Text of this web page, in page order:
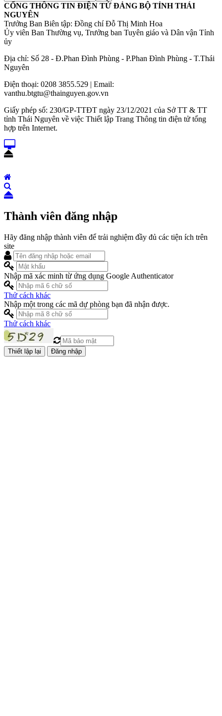
CỔNG THÔNG TIN ĐIỆN TỬ ĐẢNG BỘ TỈNH THÁI
NGUYÊN
Trưởng Ban Biên tập: Đồng chí Đỗ Thị Minh Hoa
Ủy viên Ban Thường vụ, Trưởng ban Tuyên giáo và Dân vận Tỉnh
ủy
Địa chỉ: Số 28 - Đ.Phan Đình Phùng - P.Phan Đình Phùng - T.Thái
Nguyên
Điện thoại: 0208 3855.529 | Email:
vanthu.btgtu@thainguyen.gov.vn
Giấy phép số: 230/GP-TTĐT ngày 23/12/2021 của Sở TT & TT
tỉnh Thái Nguyên về việc Thiết lập Trang Thông tin điện tử tổng
hợp trên Internet.
Thành viên đăng nhập
Hãy đăng nhập thành viên để trải nghiệm đầy đủ các tiện ích trên
site
Nhập mã xác minh từ ứng dụng Google Authenticator
Thử cách khác
Nhập một trong các mã dự phòng bạn đã nhận được.
Thử cách khác
Đăng nhập